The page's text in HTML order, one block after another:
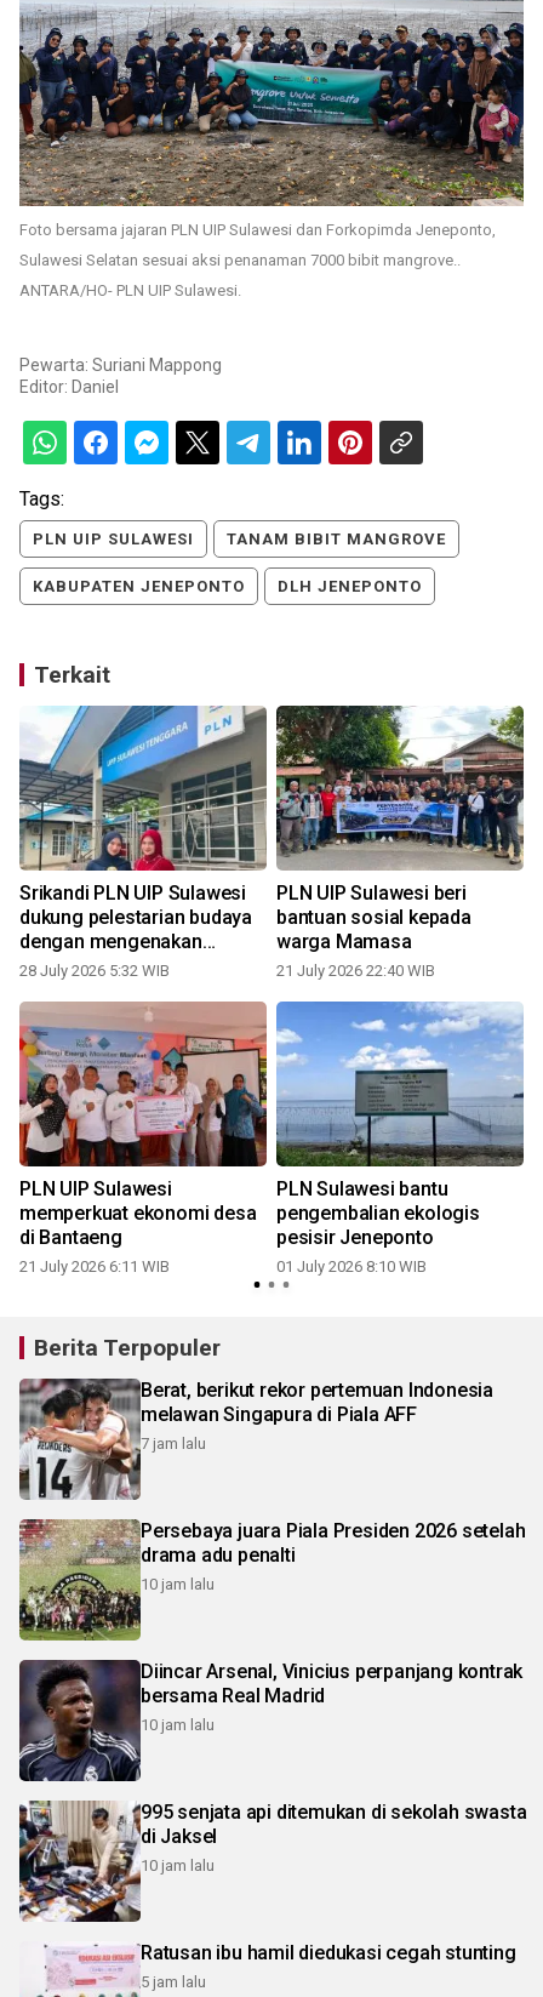
Foto bersama jajaran PLN UIP Sulawesi dan Forkopimda Jeneponto,
Sulawesi Selatan sesuai aksi penanaman 7000 bibit mangrove..
ANTARA/HO- PLN UIP Sulawesi.
Pewarta: Suriani Mappong
Editor: Daniel
Tags:
PLN UIP SULAWESI TANAM BIBIT MANGROVE
KABUPATEN JENEPONTO DLH JENEPONTO
Terkait
Srikandi PLN UIP Sulawesi
dukung pelestarian budaya
dengan mengenakan
kebaya
28 July 2026 5:32 WIB
PLN UIP Sulawesi beri
bantuan sosial kepada
warga Mamasa
21 July 2026 22:40 WIB
PLN UIP Sulawesi
memperkuat ekonomi desa
di Bantaeng
21 July 2026 6:11 WIB
PLN Sulawesi bantu
pengembalian ekologis
pesisir Jeneponto
01 July 2026 8:10 WIB
Berita Terpopuler
Berat, berikut rekor pertemuan Indonesia
melawan Singapura di Piala AFF
7 jam lalu
Persebaya juara Piala Presiden 2026 setelah
drama adu penalti
10 jam lalu
Diincar Arsenal, Vinicius perpanjang kontrak
bersama Real Madrid
10 jam lalu
995 senjata api ditemukan di sekolah swasta
di Jaksel
10 jam lalu
Ratusan ibu hamil diedukasi cegah stunting
5 jam lalu